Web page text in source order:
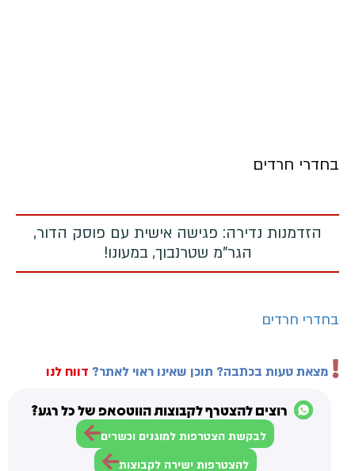
בחדרי חרדים
הזדמנות נדירה: פגישה אישית עם פוסק הדור,
הגר"מ שטרנבוך, במעונו!
בחדרי חרדים
מצאת טעות בכתבה? תוכן שאינו ראוי לאתר? דווח לנו
רוצים להצטרף לקבוצות הווטסאפ של כל רגע?
לבקשת הצטרפות למוגנים וכשרים
להצטרפות ישירה לקבוצות